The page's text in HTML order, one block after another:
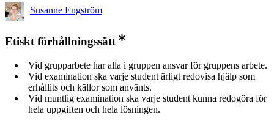
Susanne Engström
Etiskt förhållningssätt
Vid grupparbete har alla i gruppen ansvar för gruppens arbete.
Vid examination ska varje student ärligt redovisa hjälp som
erhållits och källor som använts.
Vid muntlig examination ska varje student kunna redogöra för
hela uppgiften och hela lösningen.